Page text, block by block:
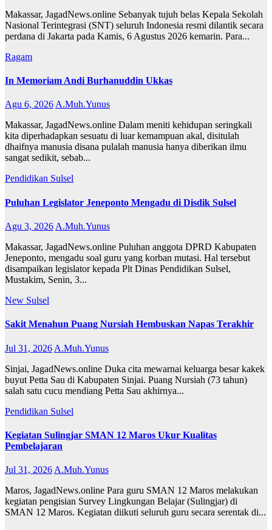
Makassar, JagadNews.online Sebanyak tujuh belas Kepala Sekolah
Nasional Terintegrasi (SNT) seluruh Indonesia resmi dilantik secara
perdana di Jakarta pada Kamis, 6 Agustus 2026 kemarin. Para...
Ragam
In Memoriam Andi Burhanuddin Ukkas
Agu 6, 2026A.Muh.Yunus
Makassar, JagadNews.online Dalam meniti kehidupan seringkali
kita diperhadapkan sesuatu di luar kemampuan akal, disitulah
dhaifnya manusia disana pulalah manusia hanya diberikan ilmu
sangat sedikit, sebab...
Pendidikan Sulsel
Puluhan Legislator Jeneponto Mengadu di Disdik Sulsel
Agu 3, 2026 A.Muh.Yunus
Makassar, JagadNews.online Puluhan anggota DPRD Kabupaten
Jeneponto, mengadu soal guru yang korban mutasi. Hal tersebut
disampaikan legislator kepada Plt Dinas Pendidikan Sulsel,
Mustakim, Senin, 3...
New Sulsel
Sakit Menahun Puang Nursiah Hembuskan Napas Terakhir
Jul 31, 2026 A.Muh.Yunus
Sinjai, JagadNews.online Duka cita mewarnai keluarga besar kakek
buyut Petta Sau di Kabupaten Sinjai. Puang Nursiah (73 tahun)
salah satu cucu mendiang Petta Sau akhirnya...
Pendidikan Sulsel
Kegiatan Sulingjar SMAN 12 Maros Ukur Kualitas
Pembelajaran
Jul 31, 2026 A.Muh.Yunus
Maros, JagadNews.online Para guru SMAN 12 Maros melakukan
kegiatan pengisian Survey Lingkungan Belajar (Sulingjar) di
SMAN 12 Maros. Kegiatan diikuti seluruh guru secara serentak di...